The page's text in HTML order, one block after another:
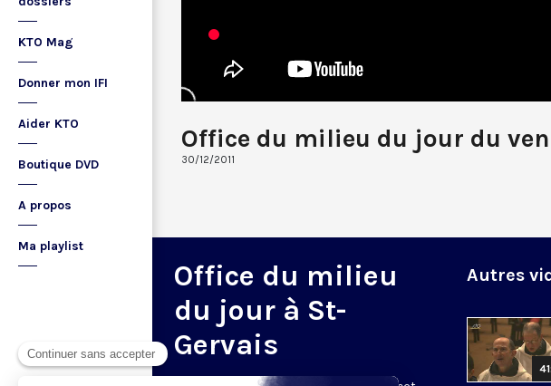
KTO Mag
Donner mon IFI
Aider KTO
Boutique DVD
A propos
Ma playlist
Office du milieu du jour du
30/12/2011
Office du milieu
du jour à St-
Gervais
Autres